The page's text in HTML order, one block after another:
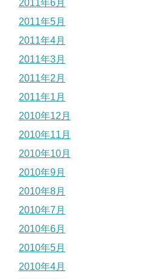
2011年6月
2011年5月
2011年4月
2011年3月
2011年2月
2011年1月
2010年12月
2010年11月
2010年10月
2010年9月
2010年8月
2010年7月
2010年6月
2010年5月
2010年4月